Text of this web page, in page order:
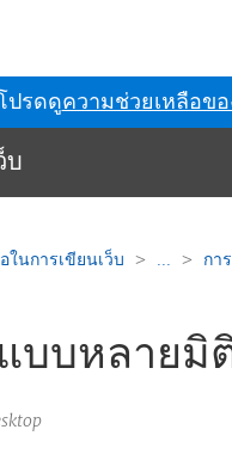
ปรดดูความช่วยเหลือข
บ
ในการเขียนเว็บ ... กา
บบหลายมิ